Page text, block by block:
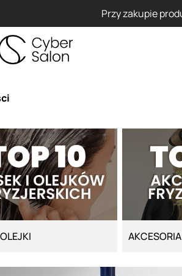
Artego Maska Lola za 1 żł
AKCESORIA